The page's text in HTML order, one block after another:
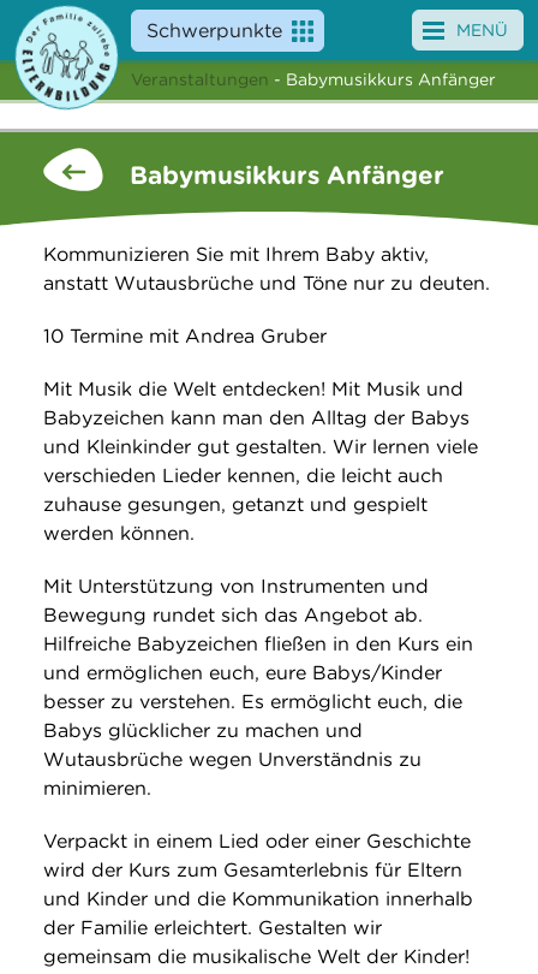
Schwerpunkte
Angebote
Veranstaltungen
Service
Suche
MENÜ
Veranstaltungen - Babymusikkurs Anfänger
Babymusikkurs Anfänger
Kommunizieren Sie mit Ihrem Baby aktiv,
anstatt Wutausbrüche und Töne nur zu deuten.
10 Termine mit Andrea Gruber
Mit Musik die Welt entdecken! Mit Musik und
Babyzeichen kann man den Alltag der Babys
und Kleinkinder gut gestalten. Wir lernen viele
verschieden Lieder kennen, die leicht auch
zuhause gesungen, getanzt und gespielt
werden können.
Mit Unterstützung von Instrumenten und
Bewegung rundet sich das Angebot ab.
Hilfreiche Babyzeichen fließen in den Kurs ein
und ermöglichen euch, eure Babys/Kinder
besser zu verstehen. Es ermöglicht euch, die
Babys glücklicher zu machen und
Wutausbrüche wegen Unverständnis zu
minimieren.
Verpackt in einem Lied oder einer Geschichte
wird der Kurs zum Gesamterlebnis für Eltern
und Kinder und die Kommunikation innerhalb
der Familie erleichtert. Gestalten wir
gemeinsam die musikalische Welt der Kinder!